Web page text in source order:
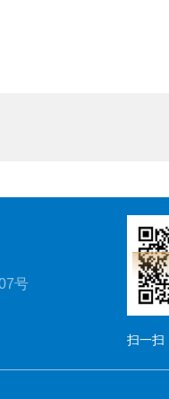
号
扫一扫